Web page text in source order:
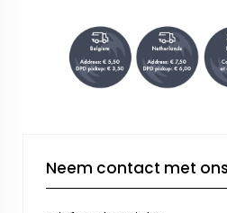
Neem contact met